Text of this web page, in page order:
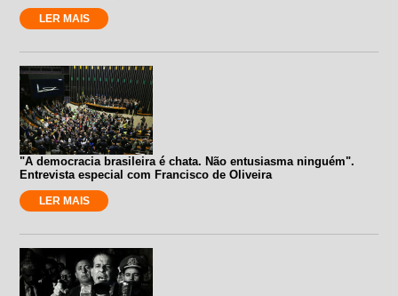
LER MAIS
"A democracia brasileira é chata. Não entusiasma ninguém".
Entrevista especial com Francisco de Oliveira
LER MAIS